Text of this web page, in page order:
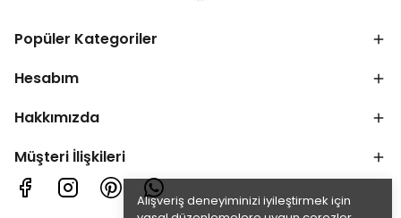
Alışveriş deneyiminizi iyileştirmek için
Popüler Kategoriler
Hesabım
Hakkımızda
Müşteri İlişkileri